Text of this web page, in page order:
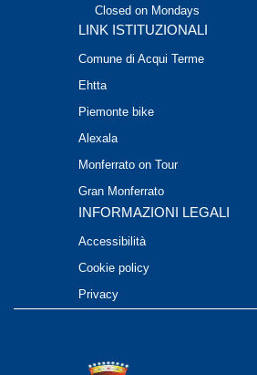
Closed on Mondays
LINK ISTITUZIONALI
Comune di Acqui Terme
Ehtta
Piemonte bike
Alexala
Monferrato on Tour
Gran Monferrato
INFORMAZIONI LEGALI
Accessibilità
Cookie policy
Privacy